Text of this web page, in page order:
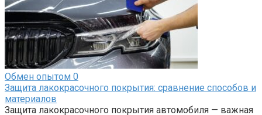
Обмен опытом 0
Защита лакокрасочного покрытия: сравнение способов и
материалов
Защита лакокрасочного покрытия автомобиля — важная